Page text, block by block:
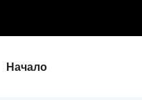
Начало